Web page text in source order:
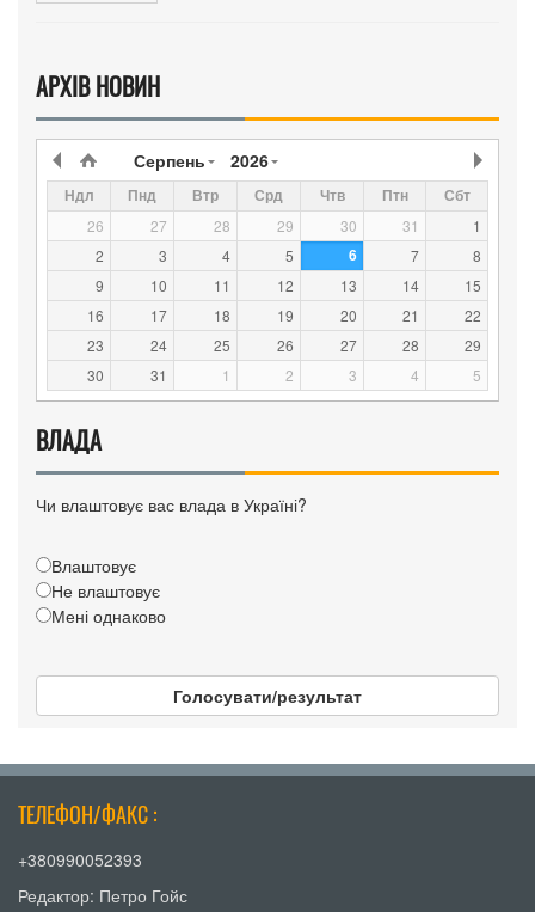
АРХІВ НОВИН
Серпень 2026
Ндл Пнд Втр Срд Чтв Птн Сбт
26 27 28 29 30 31
1
2
3 4 5 6 7
8
9
10 11 12 13 14
15
16
17 18 19 20 21
22
23
24 25 26 27 28
29
30
31 1 2 3 4 5
ВЛАДА
Чи влаштовує вас влада в Україні?
Влаштовує
Не влаштовує
Мені однаково
Голосувати/результат
ТЕЛЕФОН/ФАКС :
+380990052393
Редактор: Петро Гойс